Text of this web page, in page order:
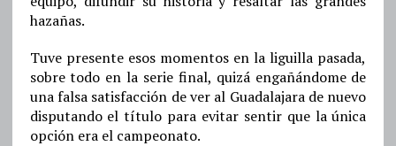
hazañas.
Tuve presente esos momentos en la liguilla pasada,
sobre todo en la serie final, quizá engañándome de
una falsa satisfacción de ver al Guadalajara de nuevo
disputando el título para evitar sentir que la única
opción era el campeonato.